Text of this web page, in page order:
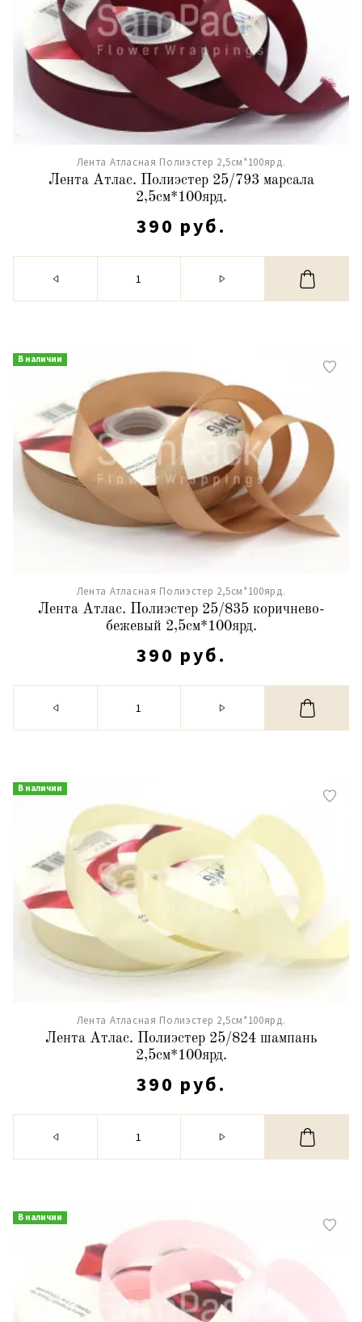
Лента Атласная Полиэстер 2,5см*100ярд.
Лента Атлас. Полиэстер 25/793 марсала
2,5см*100ярд.
390 руб.
В наличии
Лента Атласная Полиэстер 2,5см*100ярд.
Лента Атлас. Полиэстер 25/835 коричнево-
бежевый 2,5см*100ярд.
390 руб.
В наличии
Лента Атласная Полиэстер 2,5см*100ярд.
Лента Атлас. Полиэстер 25/824 шампань
2,5см*100ярд.
390 руб.
В наличии